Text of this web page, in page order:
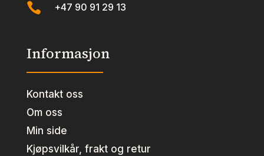
 +47 90 91 29 13
Informasjon
Kontakt oss
Om oss
Min side
Kjøpsvilkår, frakt og retur